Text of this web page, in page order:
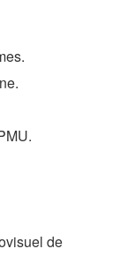
de